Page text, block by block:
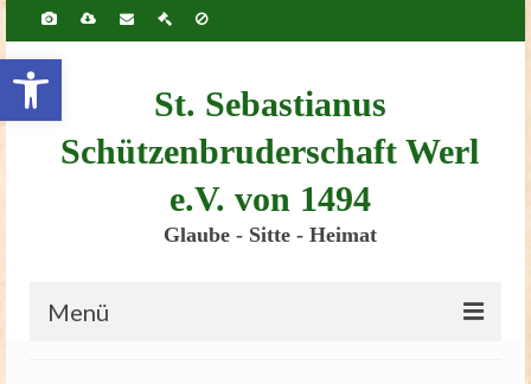
Werkzeugleiste öffnen
springen
St. Sebastianus
Schützenbruderschaft Werl
e.V. von 1494
Glaube - Sitte - Heimat
Menü